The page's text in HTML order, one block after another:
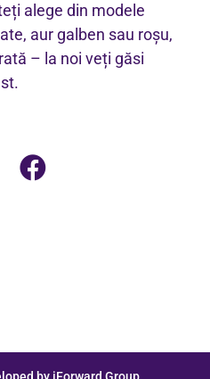
alege din modele
aur galben sau roșu,
– la noi veți găsi